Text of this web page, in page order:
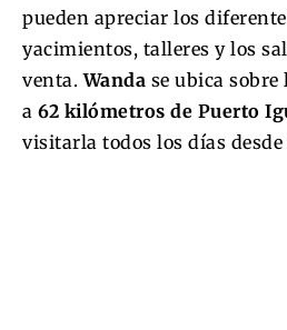
pueden apreciar los
yacimientos, talleres y los
venta.Wanda se ubica sobre
a 62 kilómetros de Puerto
visitarla todos los días desde